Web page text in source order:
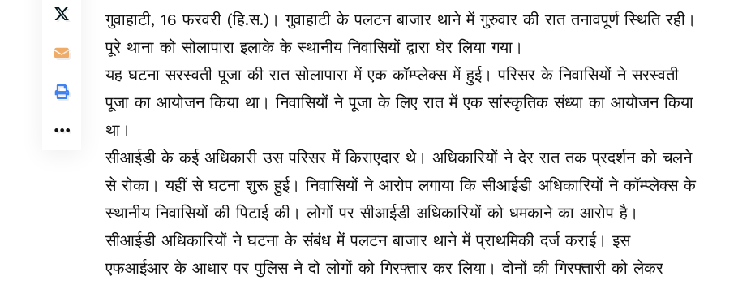
गुवाहाटी, 16 फरवरी (हि.स.)। गुवाहाटी के पलटन बाजार थाने में गुरुवार की रात तनावपूर्ण स्थिति रही।
पूरे थाना को सोलापारा इलाके के स्थानीय निवासियों द्वारा घेर लिया गया।
यह घटना सरस्वती पूजा की रात सोलापारा में एक कॉम्प्लेक्स में हुई। परिसर के निवासियों ने सरस्वती
पूजा का आयोजन किया था। निवासियों ने पूजा के लिए रात में एक सांस्कृतिक संध्या का आयोजन किया
था।
सीआईडी के कई अधिकारी उस परिसर में किराएदार थे। अधिकारियों ने देर रात तक प्रदर्शन को चलने
से रोका। यहीं से घटना शुरू हुई। निवासियों ने आरोप लगाया कि सीआईडी अधिकारियों ने कॉम्प्लेक्स के
स्थानीय निवासियों की पिटाई की। लोगों पर सीआईडी अधिकारियों को धमकाने का आरोप है।
सीआईडी अधिकारियों ने घटना के संबंध में पलटन बाजार थाने में प्राथमिकी दर्ज कराई। इस
एफआईआर के आधार पर पुलिस ने दो लोगों को गिरफ्तार कर लिया। दोनों की गिरफ्तारी को लेकर